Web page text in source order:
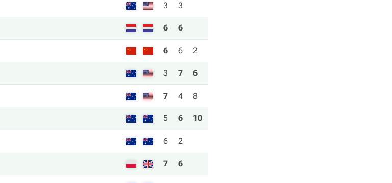
3 3
6 6
6 6 2
3 7 6
7 4 8
5 6 10
6 2
7 6